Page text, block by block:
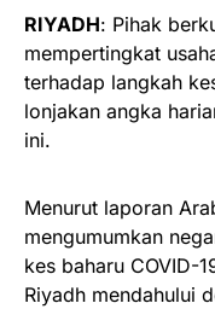
RIYADH: Pihak
mempertingkat
terhadap langkah
lonjakan angka
ini.
Menurut laporan
mengumumkan
kes baharu COVID-
Riyadh mendahului